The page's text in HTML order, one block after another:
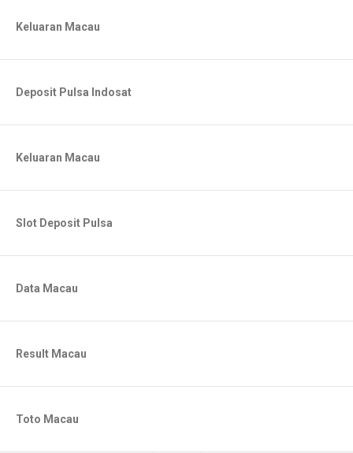
Keluaran Macau
Deposit Pulsa Indosat
Keluaran Macau
Slot Deposit Pulsa
Data Macau
Result Macau
Toto Macau